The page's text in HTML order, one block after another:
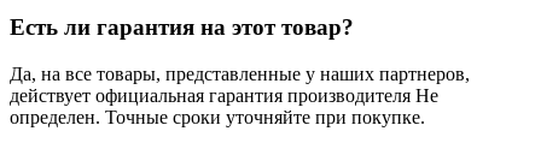
Есть ли гарантия на этот товар?
Да, на все товары, представленные у наших партнеров,
действует официальная гарантия производителя Не
определен. Точные сроки уточняйте при покупке.